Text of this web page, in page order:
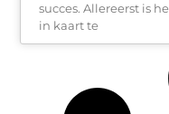
succes. Allereerst is
in kaart te